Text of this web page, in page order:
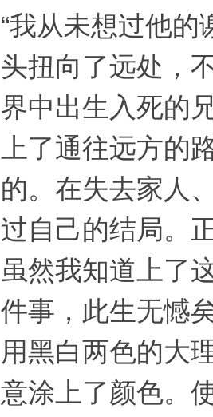
“我从未想过他
头扭向了远处，
界中出生入死的
上了通往远方的
的。在失去家人
过自己的结局。
虽然我知道上了
件事，此生无憾
用黑白两色的大
意涂上了颜色。